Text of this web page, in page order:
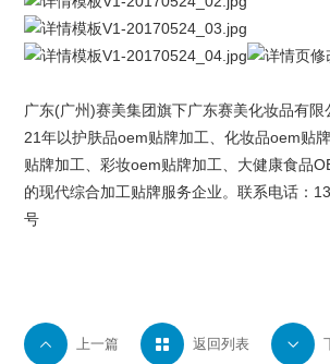
 上一篇  返回列表 
广东(广州)赛美集团旗下广东赛美化妆品有限
21年以护肤品oem贴牌加工、化妆品oem贴
贴牌加工、彩妆oem贴牌加工、大健康食品
的现代综合加工贴牌服务企业。联系电话：
号